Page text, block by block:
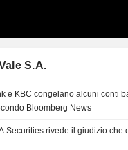
S.A.
e KBC congelano alcuni conti
Bloomberg News
Securities rivede il giudizio che